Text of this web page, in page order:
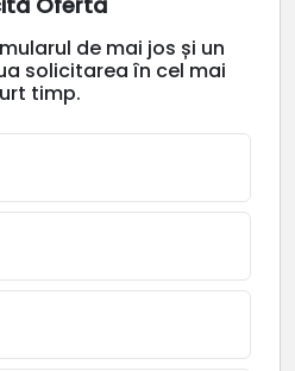
de mai jos și un
solicitarea în cel mai
timp.